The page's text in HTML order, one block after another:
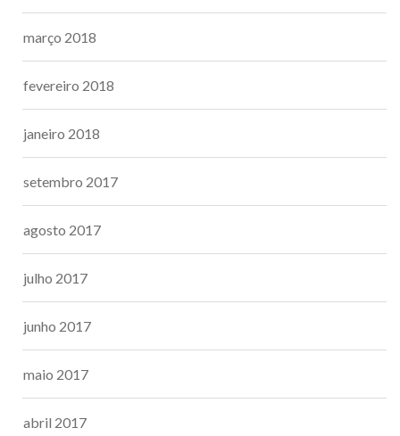
março 2018
fevereiro 2018
janeiro 2018
setembro 2017
agosto 2017
julho 2017
junho 2017
maio 2017
abril 2017